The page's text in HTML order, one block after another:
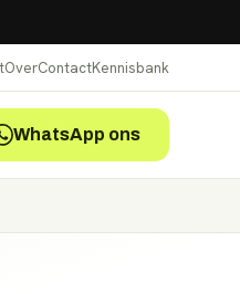
OverContactKennisbank
WhatsApp ons